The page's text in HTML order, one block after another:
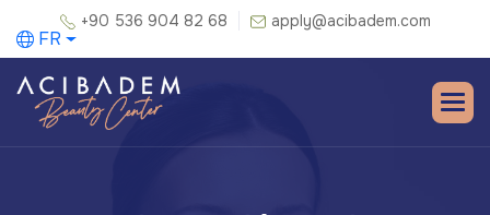
+90 536 904 82 68 apply@acibadem.com
FR